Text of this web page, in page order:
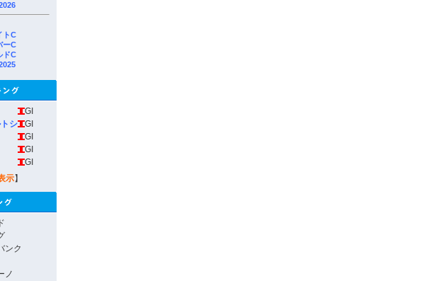
トC
ーC
ドC
GI
シ
GI
GI
GI
GI
示】
ンク
ノ